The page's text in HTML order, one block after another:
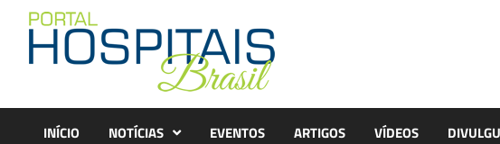
content
INÍCIO NOTÍCIAS EVENTOS ARTIGOS VÍDEOS